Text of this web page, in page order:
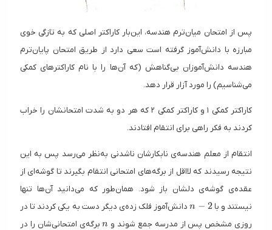
پس از امتحان میان‌ترم هندسه، این‌بار کاراکتر اصلی که به تازگی خوی
مبارزه با دانش‌آموز گرفته است سعی دارد از طریق امتحان پایان‌ترم
هندسه دانش‌آموزان بی‌گناهش (که آن‌ها را با نام کاراکتر‌های کمکی
می‌شناسیم) را مورد آزار قرار دهد.
کاراکتر کمکی ۱ و کاراکتر کمکی ۲ که هر دو به شدت امتحانشان را خراب
کردند به فکر راهی برای انتقام افتادند.
انتقام از معلم هندسه‌ی نابکارشان ناشدنی به‌نظر می‌رسد پس به این
نتیجه رسیدند که لااقل از برگه‌های امتحانی انتقام بگیرند تا گوشه‌ای از
عقده‌ی گوشه‌ی دلشان باز شود. همان‌طور که می‌دانید آن‌ها تنها
نیستند و با
n - 2
n − 2
دانش‌آموز فلک زده‌ی دیگر دست به یکی کردند تا در
روزی مشخص پس از مدرسه جمع شوند و nبرگه‌ی امتحانی‌شان را در